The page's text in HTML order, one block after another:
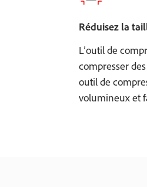
Réduisez la
L’outil de
compresser
outil de
volumineux et